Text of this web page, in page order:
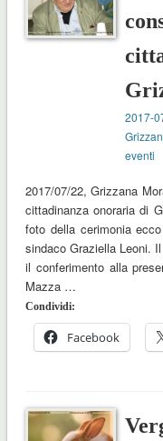
2017-
eventi
2017/07/22, Grizzana
cittadinanza onoraria di
foto della cerimonia
sindaco Graziella Leoni.
il conferimento alla
Mazza …
Condividi:
Facebook